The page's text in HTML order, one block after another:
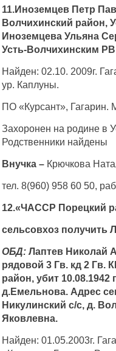
11.Иноземцев Петр
Волчихинский район,
Иноземцева Ульяна
Усть-Волчихинским
Найден: 02.10. 2009г.
ур. Каплуны.
ПО «Курсант»,
Захоронен на родине в
Родственники найдены
Внучка – Крючкова
тел. 8(960) 958 60 50,
12.«ЧАССР Порецкий
сельсовхоз получить
ОБД: Лаптев Николай
рядовой 3 Гв. кд 2 Гв.
район, убит 10.08.1942
д.Емельнова. Адрес
Никулинский с/с, д.
Яковлевна.
Найден: 01.05.2003г.